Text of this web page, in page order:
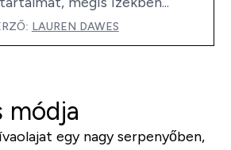
LAUREN DAWES
módja
egy nagy serpenyőben,